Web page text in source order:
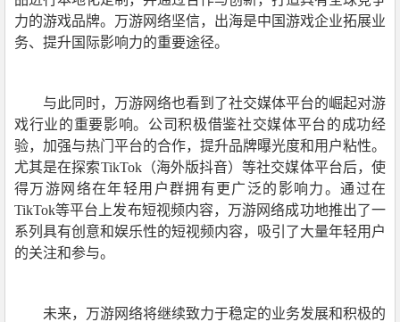
力的游戏品牌。万游网络坚信，出海是中国游戏企业拓展业
务、提升国际影响力的重要途径。
与此同时，万游网络也看到了社交媒体平台的崛起对游
戏行业的重要影响。公司积极借鉴社交媒体平台的成功经
验，加强与热门平台的合作，提升品牌曝光度和用户粘性。
尤其是在探索TikTok（海外版抖音）等社交媒体平台后，使
得万游网络在年轻用户群拥有更广泛的影响力。通过在
TikTok等平台上发布短视频内容，万游网络成功地推出了一
系列具有创意和娱乐性的短视频内容，吸引了大量年轻用户
的关注和参与。
未来，万游网络将继续致力于稳定的业务发展和积极的